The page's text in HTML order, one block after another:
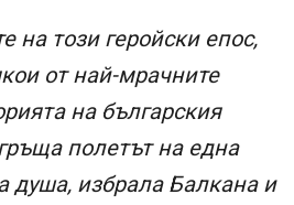
на този геройски епос,
от най-мрачните
на българския
полетът на една
душа, избрала Балкана и